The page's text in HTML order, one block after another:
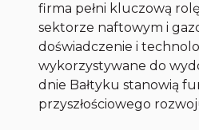
firma pełni kluczową
sektorze naftowym i
doświadczenie i
wykorzystywane do
dnie Bałtyku stanowią
przyszłościowego